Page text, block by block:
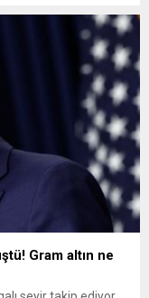
Gram altın ne